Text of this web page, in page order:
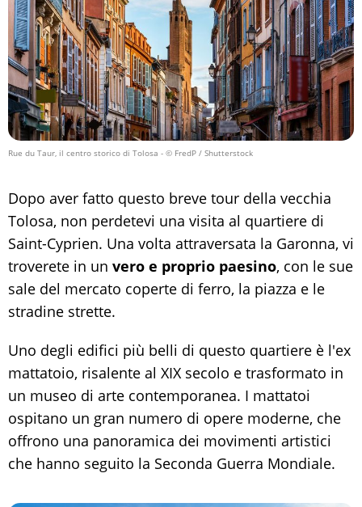
Rue du Taur, il centro storico di Tolosa - © FredP / Shutterstock
Dopo aver fatto questo breve tour della vecchia
Tolosa, non perdetevi una visita al quartiere di
Saint-Cyprien. Una volta attraversata la Garonna, vi
troverete in un vero e proprio paesino, con le sue
sale del mercato coperte di ferro, la piazza e le
stradine strette.
Uno degli edifici più belli di questo quartiere è l'ex
mattatoio, risalente al XIX secolo e trasformato in
un museo di arte contemporanea. I mattatoi
ospitano un gran numero di opere moderne, che
offrono una panoramica dei movimenti artistici
che hanno seguito la Seconda Guerra Mondiale.